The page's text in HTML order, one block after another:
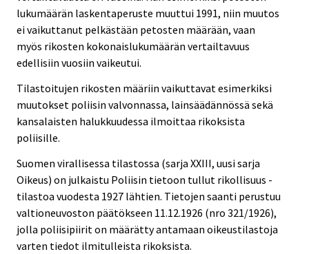
lukumäärän laskentaperuste muuttui 1991, niin muutos
ei vaikuttanut pelkästään petosten määrään, vaan
myös rikosten kokonaislukumäärän vertailtavuus
edellisiin vuosiin vaikeutui.
Tilastoitujen rikosten määriin vaikuttavat esimerkiksi
muutokset poliisin valvonnassa, lainsäädännössä sekä
kansalaisten halukkuudessa ilmoittaa rikoksista
poliisille.
Suomen virallisessa tilastossa (sarja XXIII, uusi sarja
Oikeus) on julkaistu Poliisin tietoon tullut rikollisuus -
tilastoa vuodesta 1927 lähtien. Tietojen saanti perustuu
valtioneuvoston päätökseen 11.12.1926 (nro 321/1926),
jolla poliisipiirit on määrätty antamaan oikeustilastoja
varten tiedot ilmitulleista rikoksista.